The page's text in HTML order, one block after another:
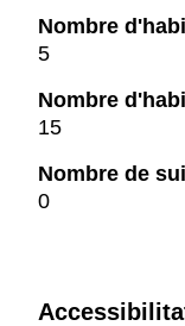
Nombre
5
Nombre
15
Nombre de
0